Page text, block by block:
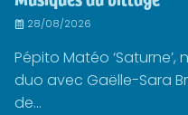
28/08/2026
Pépito Matéo
duo avec Gaëlle-Sara
de...